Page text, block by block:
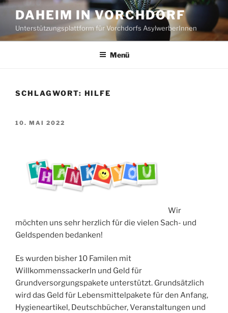
Zum
Inhalt
springen
DAHEIM IN VORCHDORF
Unterstützungsplattform für Vorchdorfs AsylwerberInnen
Menü
SCHLAGWORT: HILFE
VERÖFFENTLICHT
10. MAI 2022
Wir
möchten uns sehr herzlich für die vielen Sach- und
Geldspenden bedanken!
Es wurden bisher 10 Familen mit
Willkommenssackerln und Geld für
Grundversorgungspakete unterstützt. Grundsätzlich
wird das Geld für Lebensmittelpakete für den Anfang,
Hygieneartikel, Deutschbücher, Veranstaltungen und